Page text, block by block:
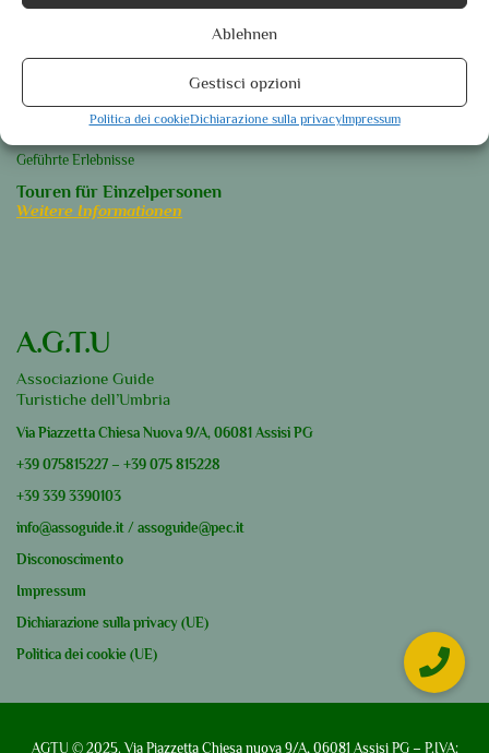
Ablehnen
Gestisci opzioni
Politica dei cookieDichiarazione sulla privacyImpressum
Orvieto
Unsere Gruppenführungen
Geführte Touren
Geführte Erlebnisse
Touren für Einzelpersonen
Weitere Informationen
A.G.T.U
Associazione Guide
Turistiche dell’Umbria
Via Piazzetta Chiesa Nuova 9/A, 06081 Assisi PG
+39 075815227 – +39 075 815228
+39 339 3390103
info@assoguide.it / assoguide@pec.it
Disconoscimento
Impressum
Dichiarazione sulla privacy (UE)
Politica dei cookie (UE)
AGTU © 2025. Via Piazzetta Chiesa nuova 9/A, 06081 Assisi PG – P.IVA: